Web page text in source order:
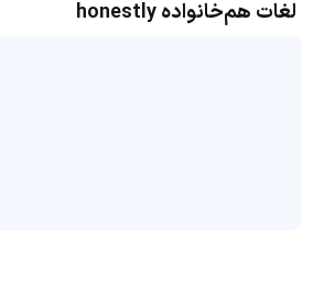
لغات هم‌خانواده honestly